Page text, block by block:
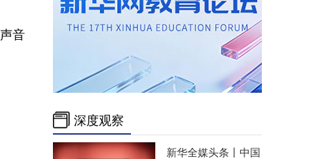
音
深度观察
新华全媒头条丨 中国